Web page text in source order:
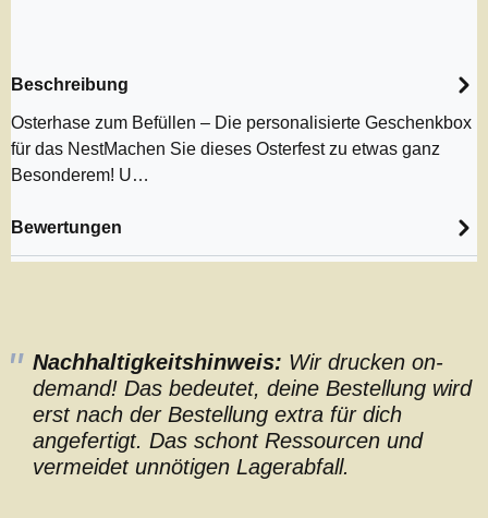
Beschreibung
Osterhase zum Befüllen – Die personalisierte Geschenkbox
für das NestMachen Sie dieses Osterfest zu etwas ganz
Besonderem! U…
Bewertungen
Nachhaltigkeitshinweis: Wir drucken on-
demand! Das bedeutet, deine Bestellung wird
erst nach der Bestellung extra für dich
angefertigt. Das schont Ressourcen und
vermeidet unnötigen Lagerabfall.